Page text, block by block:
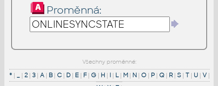
Proměnná:
Všechny proměnné:
*| _| 2| 3| A| B| C| D| E| F| G| H | I| L| M| N| O| P| Q| R| S| T| U| V|